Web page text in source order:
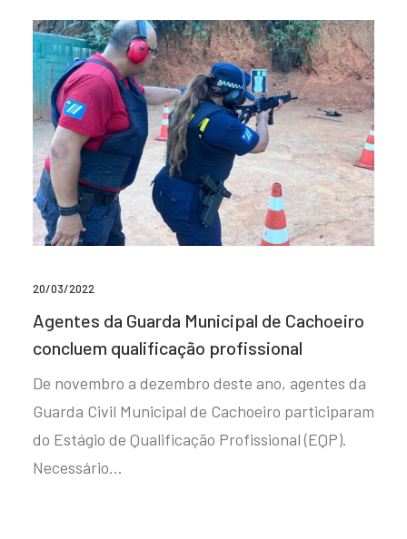
20/03/2022
Agentes da Guarda Municipal de Cachoeiro
concluem qualificação profissional
De novembro a dezembro deste ano, agentes da
Guarda Civil Municipal de Cachoeiro participaram
do Estágio de Qualificação Profissional (EQP).
Necessário…